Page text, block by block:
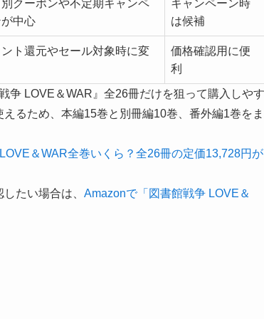
クーポンや不定期キャンペ
中心
キャンペーン時
は候補
ト還元やセール対象時に変
価格確認用に便
利
争 LOVE＆WAR』全26冊だけを狙って購入しやす
るため、本編15巻と別冊編10巻、番外編1巻をま
＆WAR全巻いくら？全26冊の定価13,728円が
たい場合は、 Amazonで「図書館戦争 LOVE＆